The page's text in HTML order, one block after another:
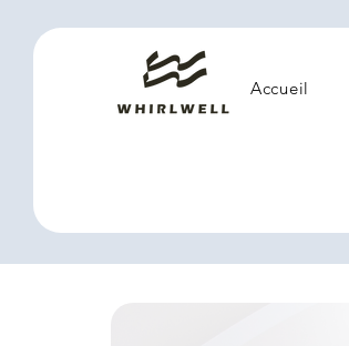
Accueil